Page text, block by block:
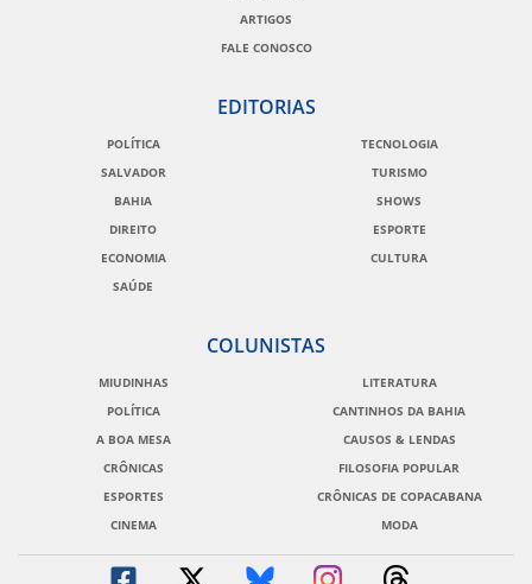
ARTIGOS
FALE CONOSCO
EDITORIAS
POLÍTICA
SALVADOR
BAHIA
DIREITO
ECONOMIA
SAÚDE
TECNOLOGIA
TURISMO
SHOWS
ESPORTE
CULTURA
COLUNISTAS
MIUDINHAS
POLÍTICA
A BOA MESA
CRÔNICAS
ESPORTES
CINEMA
LITERATURA
CANTINHOS DA BAHIA
CAUSOS & LENDAS
FILOSOFIA POPULAR
CRÔNICAS DE COPACABANA
MODA